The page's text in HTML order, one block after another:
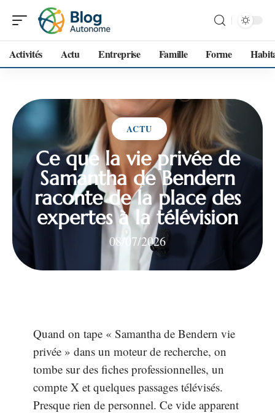
Activités Actu Entreprise Famille Forme
ACTU
Ce que la vie privée de
Samantha de Bendern
raconte de la place des
expertes à la télévision
08/07/2026
Quand on tape « Samantha de Bendern vie
privée » dans un moteur de recherche, on
tombe sur des fiches professionnelles, un
compte X et quelques passages télévisés.
Presque rien de personnel. Ce vide apparent